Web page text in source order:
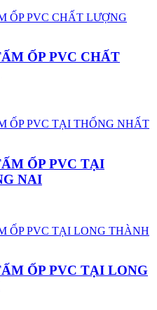
ỐP PVC CHẤT
ỐP PVC TẠI
NAI
ỐP PVC TẠI LONG